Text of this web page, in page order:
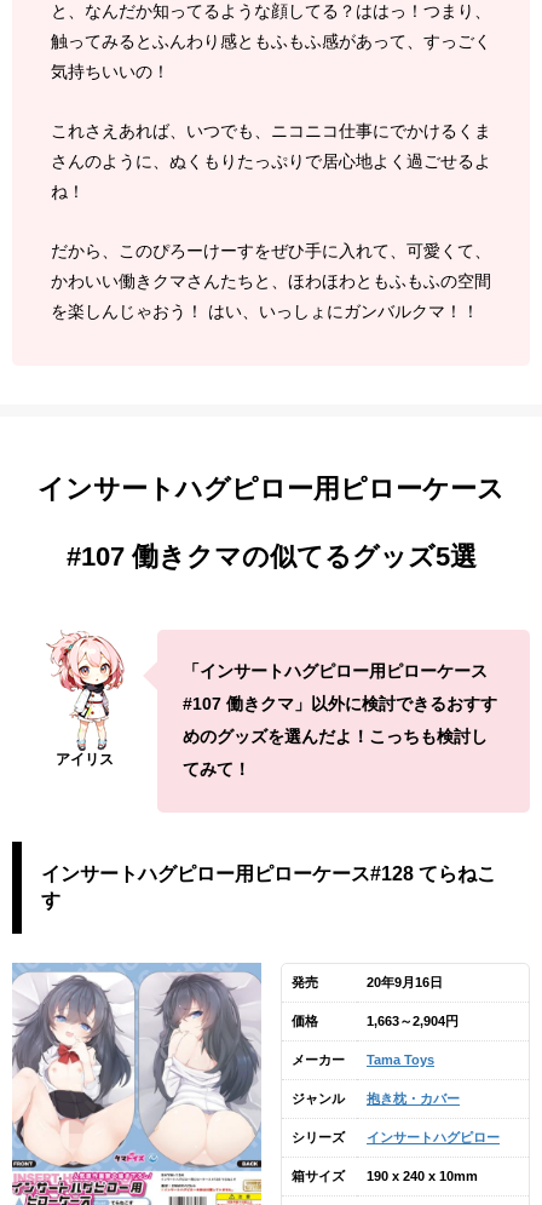
と、なんだか知ってるような顔してる？ははっ！つまり、
触ってみるとふんわり感ともふもふ感があって、すっごく
気持ちいいの！
これさえあれば、いつでも、ニコニコ仕事にでかけるくま
さんのように、ぬくもりたっぷりで居心地よく過ごせるよ
ね！
だから、このぴろーけーすをぜひ手に入れて、可愛くて、
かわいい働きクマさんたちと、ほわほわともふもふの空間
を楽しんじゃおう！ はい、いっしょにガンバルクマ！！
インサートハグピロー用ピローケース
#107 働きクマの似てるグッズ5選
「インサートハグピロー用ピローケース
#107 働きクマ」以外に検討できるおすす
めのグッズを選んだよ！こっちも検討し
てみて！
インサートハグピロー用ピローケース#128 てらねこ
す
発売 20年9月16日
価格 1,663～2,904円
メーカー Tama Toys
ジャンル 抱き枕・カバー
シリーズ インサートハグピロー
箱サイズ 190 x 240 x 10mm